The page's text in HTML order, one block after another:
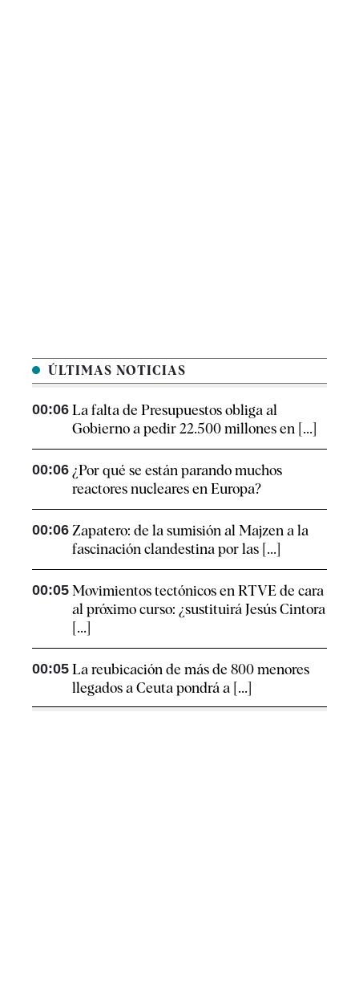
ÚLTIMAS NOTICIAS
00:06 La falta de Presupuestos obliga al
Gobierno a pedir 22.500 millones en [...]
00:06 ¿Por qué se están parando muchos
reactores nucleares en Europa?
00:06 Zapatero: de la sumisión al Majzen a la
fascinación clandestina por las [...]
00:05 Movimientos tectónicos en RTVE de cara
al próximo curso: ¿sustituirá Jesús Cintora
[...]
00:05 La reubicación de más de 800 menores
llegados a Ceuta pondrá a [...]